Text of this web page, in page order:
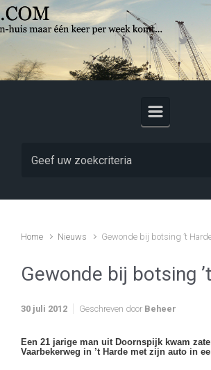
Skip to main content
Home Nieuws Gewonde bij botsing ’t
Gewonde bij botsing
30 juli 2012 Geschreven door Beheer
Een 21 jarige man uit Doornspijk kwam
Vaarbekerweg in ’t Harde met zijn auto in